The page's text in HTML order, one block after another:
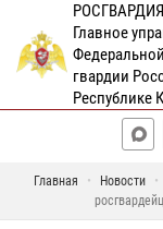
РОСГВАРДИЯ
Главное
гвардии
Республике
Главная Новости